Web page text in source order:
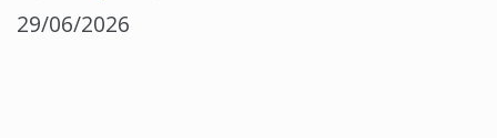
29/06/2026